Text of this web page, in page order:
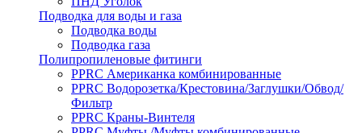
Подводка для воды и газа
Подводка воды
Подводка газа
Полипропиленовые фитинги
PPRC Американка комбинированные
PPRC Водорозетка/Крестовина/Заглушки/Обвод/
Фильтр
PPRC Краны-Винтеля